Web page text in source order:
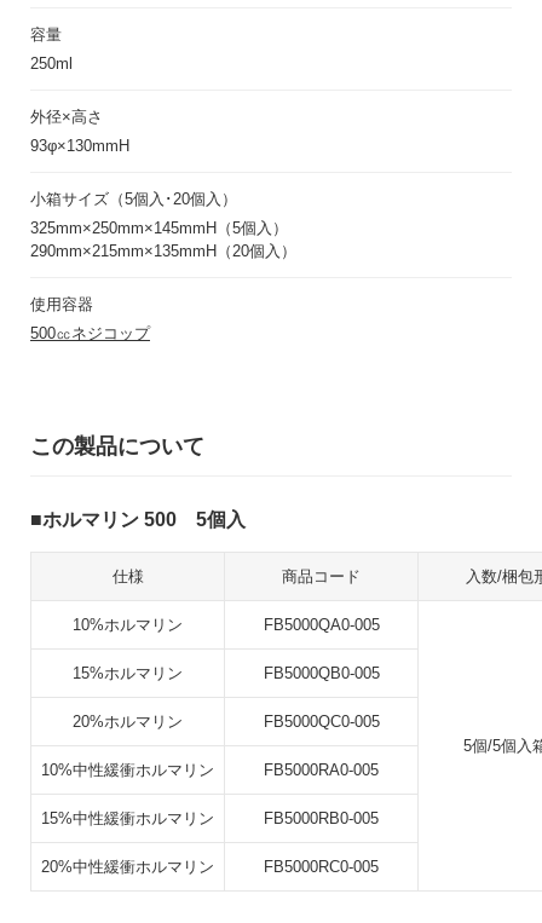
容量
250ml
外径×高さ
93φ×130mmH
小箱サイズ（5個入･20個入）
325mm×250mm×145mmH（5個入）
290mm×215mm×135mmH（20個入）
使用容器
500㏄ネジコップ
この製品について
ホルマリン 500 5個入
仕様 商品コード 入数/梱包
10%ホルマリン FB5000QA0-005
5個/5個入
15%ホルマリン FB5000QB0-005
20%ホルマリン FB5000QC0-005
10%中性緩衝ホルマリン FB5000RA0-005
15%中性緩衝ホルマリン FB5000RB0-005
20%中性緩衝ホルマリン FB5000RC0-005